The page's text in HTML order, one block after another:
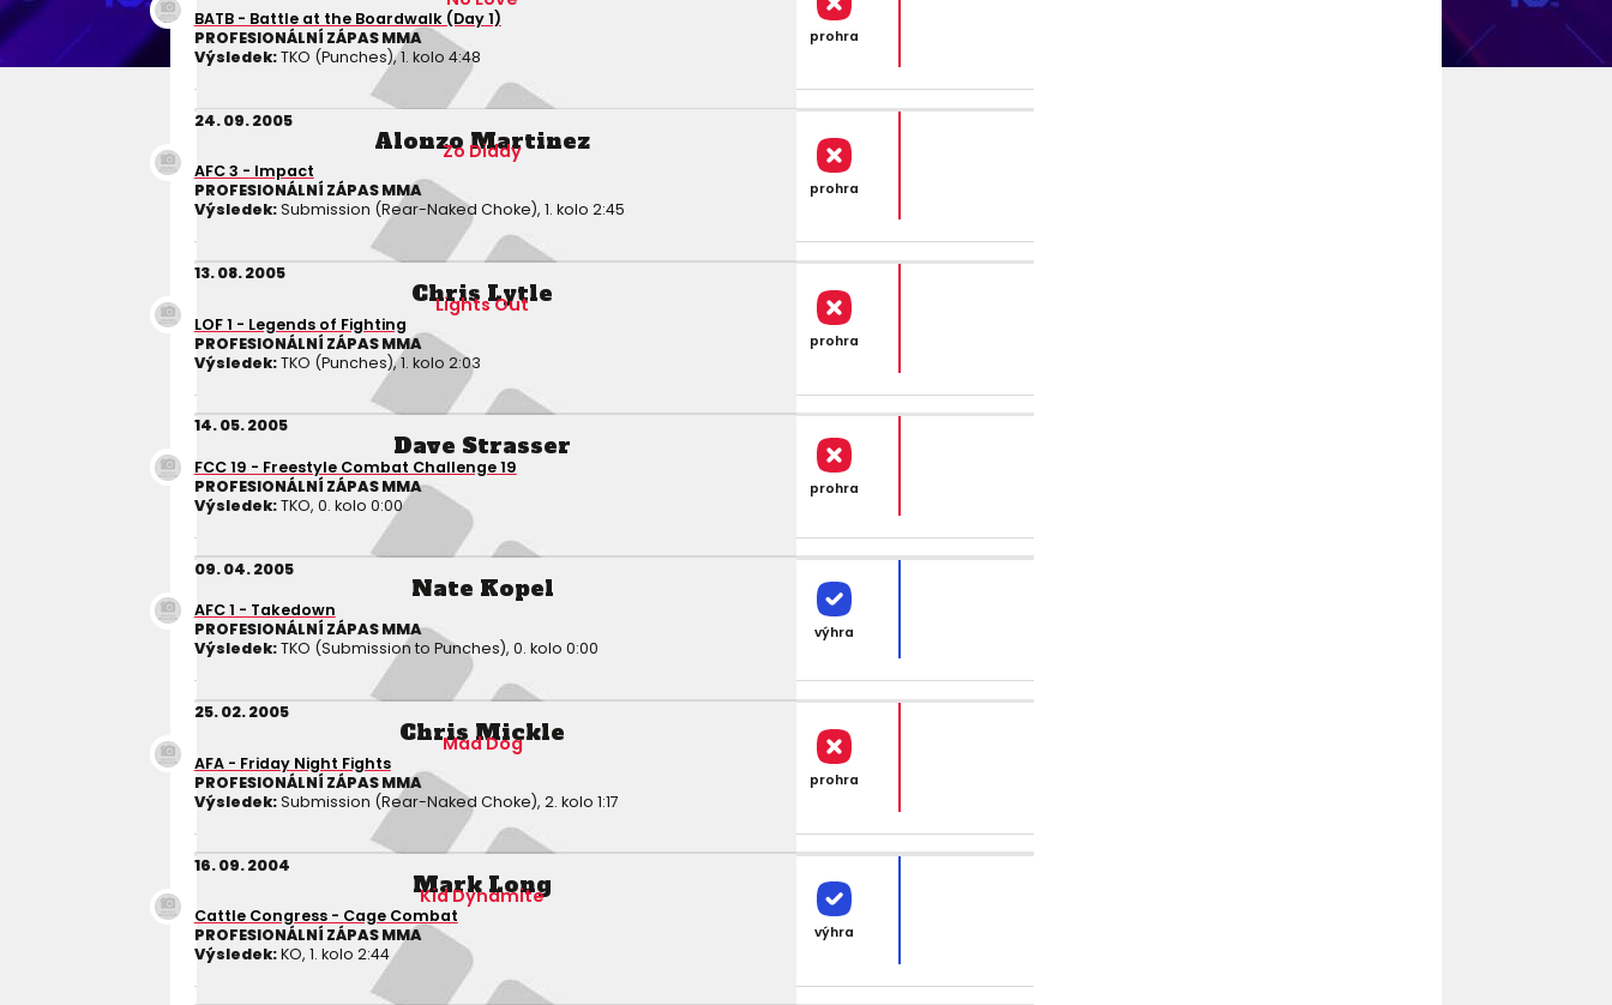
BATB - Battle at the Boardwalk (Day 1)
PROFESIONÁLNÍ ZÁPAS MMA
Výsledek:TKO (Punches), 1. kolo 4:48
prohra
24. 09. 2005
Alonzo Martinez
Zo Diddy
AFC 3 - Impact
PROFESIONÁLNÍ ZÁPAS MMA
Výsledek:Submission (Rear-Naked Choke), 1. kolo 2:45
prohra
13. 08. 2005
Chris Lytle
Lights Out
LOF 1 - Legends of Fighting
PROFESIONÁLNÍ ZÁPAS MMA
Výsledek:TKO (Punches), 1. kolo 2:03
prohra
14. 05. 2005
Dave Strasser
FCC 19 - Freestyle Combat Challenge 19
PROFESIONÁLNÍ ZÁPAS MMA
Výsledek:TKO, 0. kolo 0:00
prohra
09. 04. 2005
Nate Kopel
AFC 1 - Takedown
PROFESIONÁLNÍ ZÁPAS MMA
Výsledek:TKO (Submission to Punches), 0. kolo 0:00
výhra
25. 02. 2005
Chris Mickle
Mad Dog
AFA - Friday Night Fights
PROFESIONÁLNÍ ZÁPAS MMA
Výsledek:Submission (Rear-Naked Choke), 2. kolo 1:17
prohra
16. 09. 2004
Mark Long
Kid Dynamite
Cattle Congress - Cage Combat
PROFESIONÁLNÍ ZÁPAS MMA
Výsledek:KO, 1. kolo 2:44
výhra